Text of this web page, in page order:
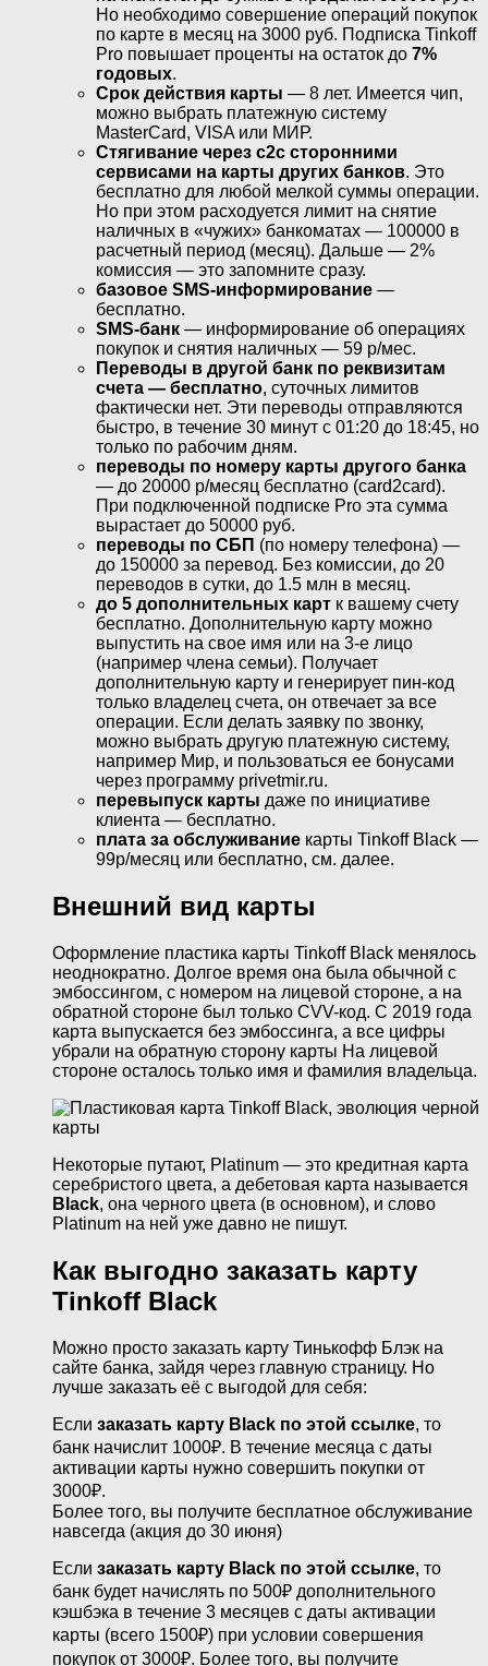
Но необходимо совершение операций покупок
по карте в месяц на 3000 руб. Подписка Tinkoff
Pro повышает проценты на остаток до 7%
годовых.
Срок действия карты — 8 лет. Имеется чип,
можно выбрать платежную систему
MasterCard, VISA или МИР.
Стягивание через с2с сторонними
сервисами на карты других банков. Это
бесплатно для любой мелкой суммы операции.
Но при этом расходуется лимит на снятие
наличных в «чужих» банкоматах — 100000 в
расчетный период (месяц). Дальше — 2%
комиссия — это запомните сразу.
базовое SMS-информирование —
бесплатно.
SMS-банк — информирование об операциях
покупок и снятия наличных — 59 р/мес.
Переводы в другой банк по реквизитам
счета — бесплатно, суточных лимитов
фактически нет. Эти переводы отправляются
быстро, в течение 30 минут с 01:20 до 18:45, но
только по рабочим дням.
переводы по номеру карты другого банка
— до 20000 р/месяц бесплатно (card2card).
При подключенной подписке Pro эта сумма
вырастает до 50000 руб.
переводы по СБП (по номеру телефона) —
до 150000 за перевод. Без комиссии, до 20
переводов в сутки, до 1.5 млн в месяц.
до 5 дополнительных карт к вашему счету
бесплатно. Дополнительную карту можно
выпустить на свое имя или на 3-е лицо
(например члена семьи). Получает
дополнительную карту и генерирует пин-код
только владелец счета, он отвечает за все
операции. Если делать заявку по звонку,
можно выбрать другую платежную систему,
например Мир, и пользоваться ее бонусами
через программу privetmir.ru.
перевыпуск карты даже по инициативе
клиента — бесплатно.
плата за обслуживание карты Tinkoff Black —
99р/месяц или бесплатно, см. далее.
Внешний вид карты
Оформление пластика карты Tinkoff Black менялось
неоднократно. Долгое время она была обычной с
эмбоссингом, с номером на лицевой стороне, а на
обратной стороне был только CVV-код. С 2019 года
карта выпускается без эмбоссинга, а все цифры
убрали на обратную сторону карты На лицевой
стороне осталось только имя и фамилия владельца.
Некоторые путают, Platinum — это кредитная карта
серебристого цвета, а дебетовая карта называется
Black, она черного цвета (в основном), и слово
Platinum на ней уже давно не пишут.
Как выгодно заказать карту
Tinkoff Black
Можно просто заказать карту Тинькофф Блэк на
сайте банка, зайдя через главную страницу. Но
лучше заказать её с выгодой для себя:
Если заказать карту Black по этой ссылке, то
банк начислит 1000₽. В течение месяца с даты
активации карты нужно совершить покупки от
3000₽.
Более того, вы получите бесплатное обслуживание
навсегда (акция до 30 июня)
Если заказать карту Black по этой ссылке, то
банк будет начислять по 500₽ дополнительного
кэшбэка в течение 3 месяцев с даты активации
карты (всего 1500₽) при условии совершения
покупок от 3000₽. Более того, вы получите